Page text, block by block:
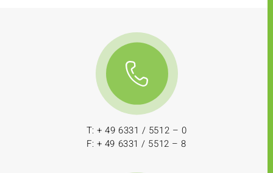
T: + 49 6331 / 5512 – 0
F: + 49 6331 / 5512 – 8